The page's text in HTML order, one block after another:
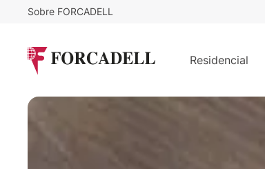
Sobre FORCADELL
Residencial
Nave logística en alquiler